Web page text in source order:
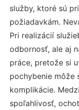
služby, ktoré sú
požiadavkám.
Pri realizácií
odbornosť, ale aj
práce, pretože si
pochybenie môže
komplikácie.
spoľahlivosť,